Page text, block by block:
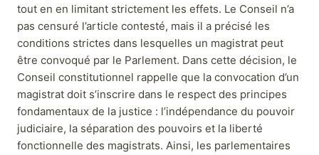
tout en en limitant strictement les effets. Le Conseil n’a
pas censuré l’article contesté, mais il a précisé les
conditions strictes dans lesquelles un magistrat peut
être convoqué par le Parlement. Dans cette décision, le
Conseil constitutionnel rappelle que la convocation d’un
magistrat doit s’inscrire dans le respect des principes
fondamentaux de la justice : l’indépendance du pouvoir
judiciaire, la séparation des pouvoirs et la liberté
fonctionnelle des magistrats. Ainsi, les parlementaires